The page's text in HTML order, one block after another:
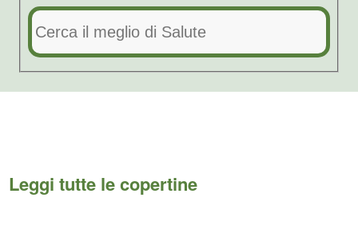
Leggi tutte le copertine